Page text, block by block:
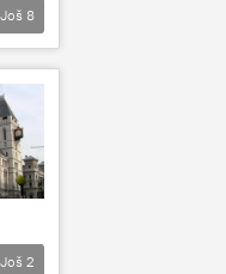
Još 8
Još 2